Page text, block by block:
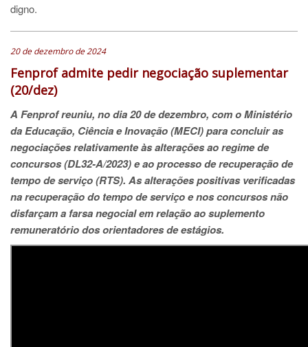
digno.
20 de dezembro de 2024
Fenprof admite pedir negociação suplementar
(20/dez)
A Fenprof reuniu, no dia 20 de dezembro, com o Ministério
da Educação, Ciência e Inovação (MECI) para concluir as
negociações relativamente às alterações ao regime de
concursos (DL32-A/2023) e ao processo de recuperação de
tempo de serviço (RTS). As alterações positivas verificadas
na recuperação do tempo de serviço e nos concursos não
disfarçam a farsa negocial em relação ao suplemento
remuneratório dos orientadores de estágios.